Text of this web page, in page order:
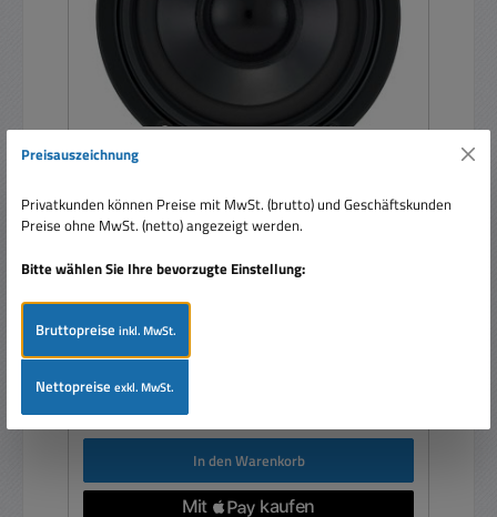
Mitteltöner W130S
Verkaufspreis:
36,90 €
Preise inkl. MwSt. zzgl. Versandkosten
In den Warenkorb
Preisauszeichnung
Privatkunden können Preise mit MwSt. (brutto) und Geschäftskunden
Preise ohne MwSt. (netto) angezeigt werden.
Bitte wählen Sie Ihre bevorzugte Einstellung:
Bruttopreiseinkl. MwSt.
Nettopreiseexkl. MwSt.